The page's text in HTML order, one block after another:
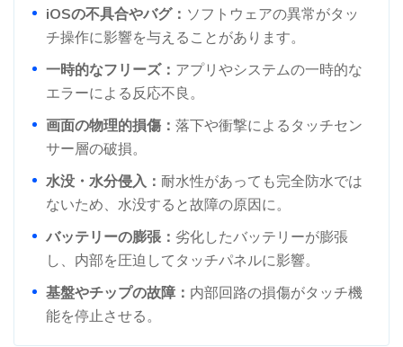
iOSの不具合やバグ： ソフトウェアの異常がタッ
チ操作に影響を与えることがあります。
一時的なフリーズ： アプリやシステムの一時的な
エラーによる反応不良。
画面の物理的損傷： 落下や衝撃によるタッチセン
サー層の破損。
水没・水分侵入： 耐水性があっても完全防水では
ないため、水没すると故障の原因に。
バッテリーの膨張： 劣化したバッテリーが膨張
し、内部を圧迫してタッチパネルに影響。
基盤やチップの故障： 内部回路の損傷がタッチ機
能を停止させる。